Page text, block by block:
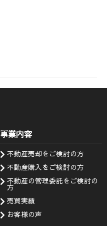
事業内容
不動産売却をご検討の方
不動産購入をご検討の方
不動産の管理委託をご検討の
方
売買実績
お客様の声